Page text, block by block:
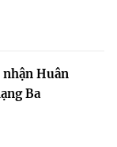
nhận Huân
Ba